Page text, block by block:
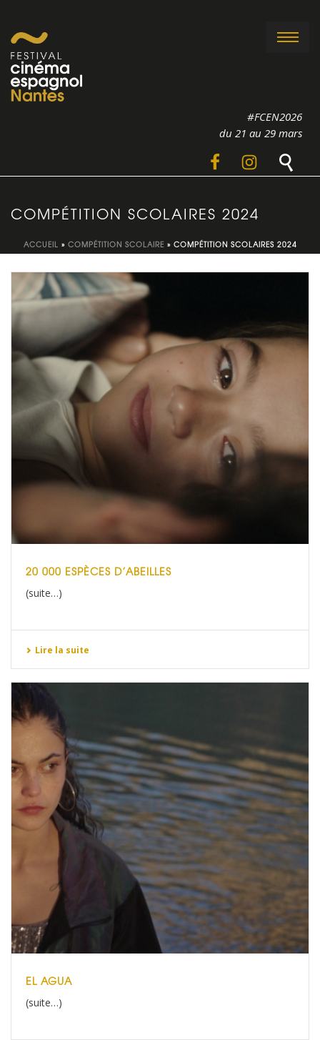
#FCEN2026
du 21 au 29 mars
COMPÉTITION SCOLAIRES 2024
ACCUEIL » COMPÉTITION SCOLAIRE » COMPÉTITION SCOLAIRES 2024
20 000 ESPÈCES D’ABEILLES
(suite…)
Lire la suite
EL AGUA
(suite…)